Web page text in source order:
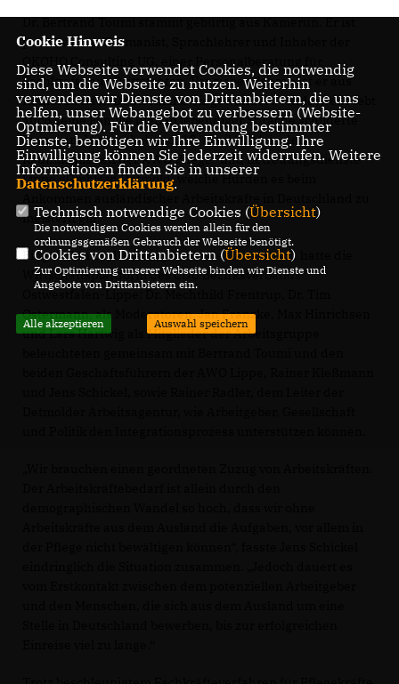
Dr. Bertrand Toumi stammt gebürtig aus Kamerun. Er ist
promovierter Germanist, Sprachlehrer und Inhaber der
OKOHO Consulting UG, einer Personalberatung für
Fachkräfte aus Drittstaaten. Vor sieben Jahren ist er aus
Kamerun nach Deutschland eingewandert. Mittlerweile lebt
auch seine Familie hier. In lebendiger Sprache schilderte
Toumi am Mittwochabend, 10. April 2024, in den
Räumlichkeiten der AWO Pflege- und Betreuungsdienste
Lippe gGmbH in Detmold, welche Hürden es beim
meistern gilt.
Eingeladen zu diesem spannenden Austausch hatte die
Wirtschaftsplattform des CDU Bezirksverbands
Ostwestfalen-Lippe: Dr. Mechthild Frentrup, Dr. Tim
Ostermann, als Moderatoren, Jan Franzke, Max Hinrichsen
und Lars Hartwig als Mitglieder der Arbeitsgruppe
Cookie Hinweis
Diese Webseite verwendet Cookies, die notwendig
sind, um die Webseite zu nutzen. Weiterhin
verwenden wir Dienste von Drittanbietern, die uns
helfen, unser Webangebot zu verbessern (Website-
Optmierung). Für die Verwendung bestimmter
Dienste, benötigen wir Ihre Einwilligung. Ihre
Einwilligung können Sie jederzeit widerrufen. Weitere
Informationen finden Sie in unserer
Datenschutzerklärung.
Technisch notwendige Cookies (Übersicht)
Die notwendigen Cookies werden allein für den
ordnungsgemäßen Gebrauch der Webseite benötigt.
Cookies von Drittanbietern (Übersicht)
Zur Optimierung unserer Webseite binden wir Dienste und
Angebote von Drittanbietern ein.
Alle akzeptieren Auswahl speichern